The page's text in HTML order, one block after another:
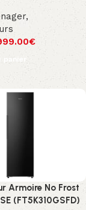
,
€
Armoire No Frost
(FT5K310GSFD)